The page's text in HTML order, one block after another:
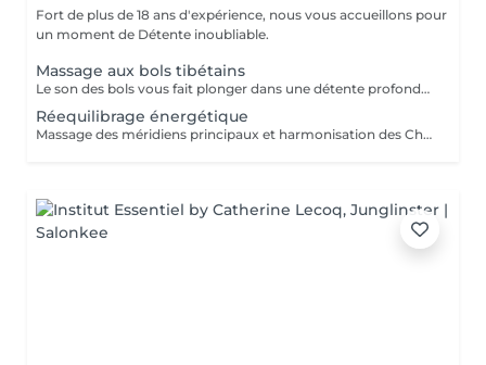
Fort de plus de 18 ans d'expérience, nous vous accueillons pour
un moment de Détente inoubliable.
Massage aux bols tibétains
Le son des bols vous fait plonger dans une détente profonde, favorise le sommeil et relâche les tensions musculaires et émotionnelles
Réequilibrage énergétique
Massage des méridiens principaux et harmonisation des Chakras pour aider à gérer ses émotions et se sentir bien dans son corps